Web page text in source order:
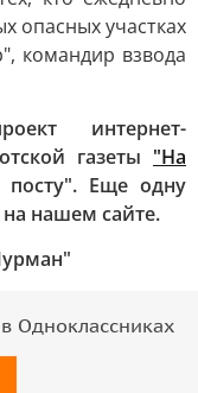
опасных участках
командир взвода
интернет-
газеты "На
Еще одну
нашем сайте.
Одноклассниках